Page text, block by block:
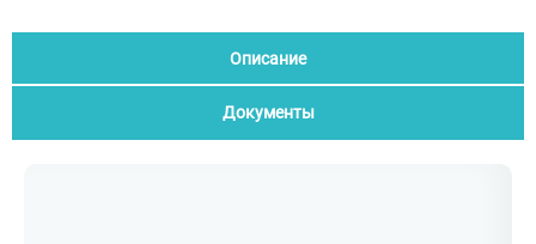
Описание
Документы